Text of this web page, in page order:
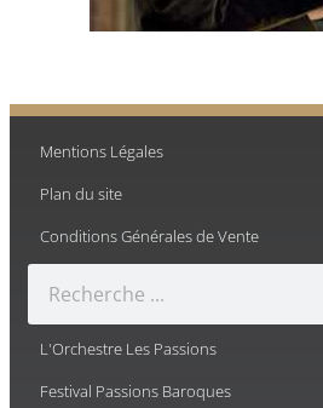
Mentions Légales
Plan du site
Conditions Générales de Vente
L'Orchestre Les Passions
Festival Passions Baroques